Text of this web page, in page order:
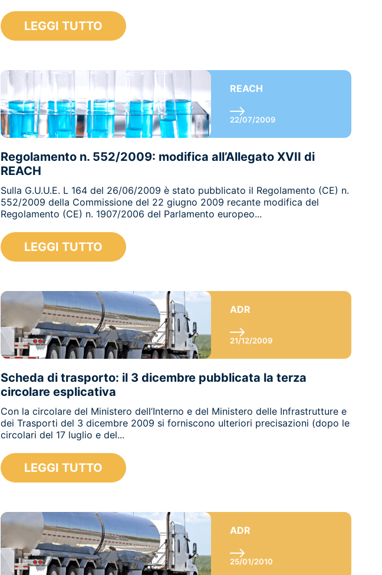
LEGGI TUTTO
REACH
22/07/2009
Regolamento n. 552/2009: modifica all’Allegato XVII di
REACH
Sulla G.U.U.E. L 164 del 26/06/2009 è stato pubblicato il Regolamento (CE) n.
552/2009 della Commissione del 22 giugno 2009 recante modifica del
Regolamento (CE) n. 1907/2006 del Parlamento europeo...
LEGGI TUTTO
ADR
21/12/2009
Scheda di trasporto: il 3 dicembre pubblicata la terza
circolare esplicativa
Con la circolare del Ministero dell’Interno e del Ministero delle Infrastrutture e
dei Trasporti del 3 dicembre 2009 si forniscono ulteriori precisazioni (dopo le
circolari del 17 luglio e del...
LEGGI TUTTO
ADR
25/01/2010